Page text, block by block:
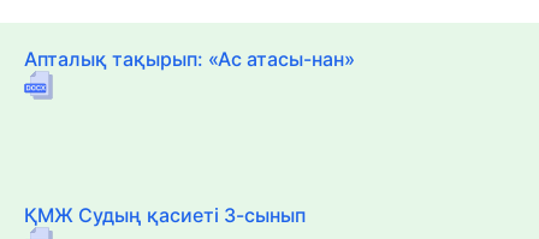
Апталық тақырып: «Ас атасы-нан»
ҚМЖ Судың қасиеті 3-сынып